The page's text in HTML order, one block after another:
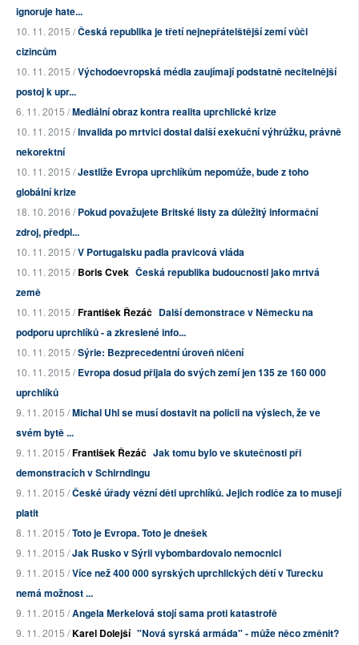
ignoruje hate...
10. 11. 2015 /Česká republika je třetí nejnepřátelštější zemí vůči
cizincům
10. 11. 2015 /Východoevropská média zaujímají podstatně necitelnější
postoj k upr...
6. 11. 2015 /Mediální obraz kontra realita uprchlické krize
10. 11. 2015 /Invalida po mrtvici dostal další exekuční výhrůžku, právně
nekorektní
10. 11. 2015 /Jestliže Evropa uprchlíkům nepomůže, bude z toho
globální krize
18. 10. 2016 /Pokud považujete Britské listy za důležitý informační
zdroj, předpl...
10. 11. 2015 /V Portugalsku padla pravicová vláda
10. 11. 2015 /Boris Cvek Česká republika budoucnosti jako mrtvá
země
10. 11. 2015 /František Řezáč Další demonstrace v Německu na
podporu uprchlíků - a zkreslené info...
10. 11. 2015 /Sýrie: Bezprecedentní úroveň ničení
10. 11. 2015 /Evropa dosud přijala do svých zemí jen 135 ze 160 000
uprchlíků
9. 11. 2015 /Michal Uhl se musí dostavit na policii na výslech, že ve
svém bytě ...
9. 11. 2015 /František Řezáč Jak tomu bylo ve skutečnosti při
demonstracích v Schirndingu
9. 11. 2015 /České úřady vězní děti uprchlíků. Jejich rodiče za to musejí
platit
8. 11. 2015 /Toto je Evropa. Toto je dnešek
9. 11. 2015 /Jak Rusko v Sýrii vybombardovalo nemocnici
9. 11. 2015 /Více než 400 000 syrských uprchlických dětí v Turecku
nemá možnost ...
9. 11. 2015 /Angela Merkelová stojí sama proti katastrofě
9. 11. 2015 /Karel Dolejší "Nová syrská armáda" - může něco změnit?